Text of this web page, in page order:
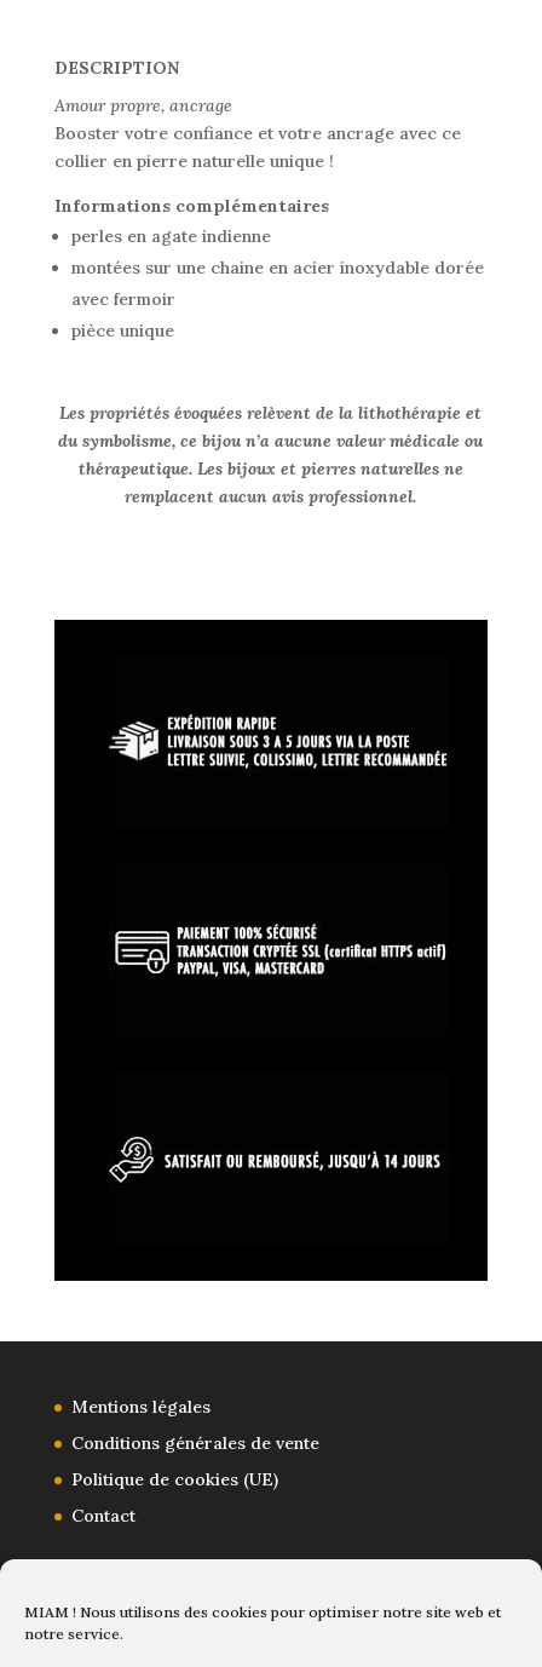
MIAM ! Nous utilisons des cookies pour optimiser notre site web et
notre service.
DESCRIPTION
Amour propre, ancrage
Booster votre confiance et votre ancrage avec ce
collier en pierre naturelle unique !
Informations complémentaires
perles en agate indienne
montées sur une chaine en acier inoxydable dorée
avec fermoir
pièce unique
Les propriétés évoquées relèvent de la lithothérapie et
du symbolisme, ce bijou n’a aucune valeur médicale ou
thérapeutique. Les bijoux et pierres naturelles ne
remplacent aucun avis professionnel.
Mentions légales
Conditions générales de vente
Politique de cookies (UE)
Contact